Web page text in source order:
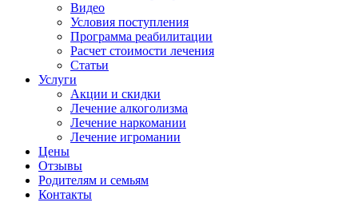
Видео
Условия поступления
Программа реабилитации
Расчет стоимости лечения
Статьи
Услуги
Акции и скидки
Лечение алкоголизма
Лечение наркомании
Лечение игромании
Цены
Отзывы
Родителям и семьям
Контакты